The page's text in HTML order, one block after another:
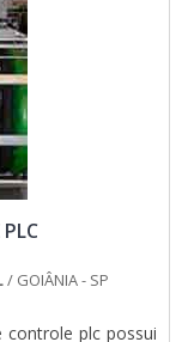
/ GOIÂNIA - SP
controle plc possui